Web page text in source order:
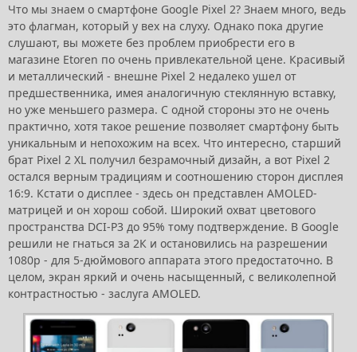
Что мы знаем о смартфоне Google Pixel 2? Знаем много, ведь
это флагман, который у вех на слуху. Однако пока другие
слушают, вы можете без проблем приобрести его в
магазине Etoren по очень привлекательной цене. Красивый
и металлический - внешне Pixel 2 недалеко ушел от
предшественника, имея аналогичную стеклянную вставку,
но уже меньшего размера. С одной стороны это не очень
практично, хотя такое решение позволяет смартфону быть
уникальным и непохожим на всех. Что интересно, старший
брат Pixel 2 XL получил безрамочный дизайн, а вот Pixel 2
остался верным традициям и соотношению сторон дисплея
16:9. Кстати о дисплее - здесь он представлен AMOLED-
матрицей и он хорош собой. Широкий охват цветового
пространства DCI-P3 до 95% тому подтверждение. В Google
решили не гнаться за 2К и остановились на разрешении
1080р - для 5-дюймового аппарата этого предостаточно. В
целом, экран яркий и очень насыщенный, с великолепной
контрастностью - заслуга AMOLED.